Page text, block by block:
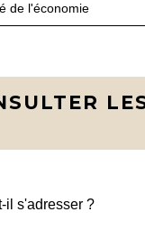
de l'économie
il s'adresser ?